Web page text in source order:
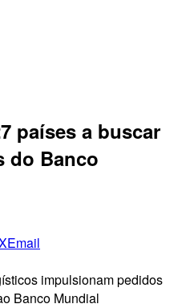
países a buscar
do Banco
Email
impulsionam pedidos
Banco Mundial